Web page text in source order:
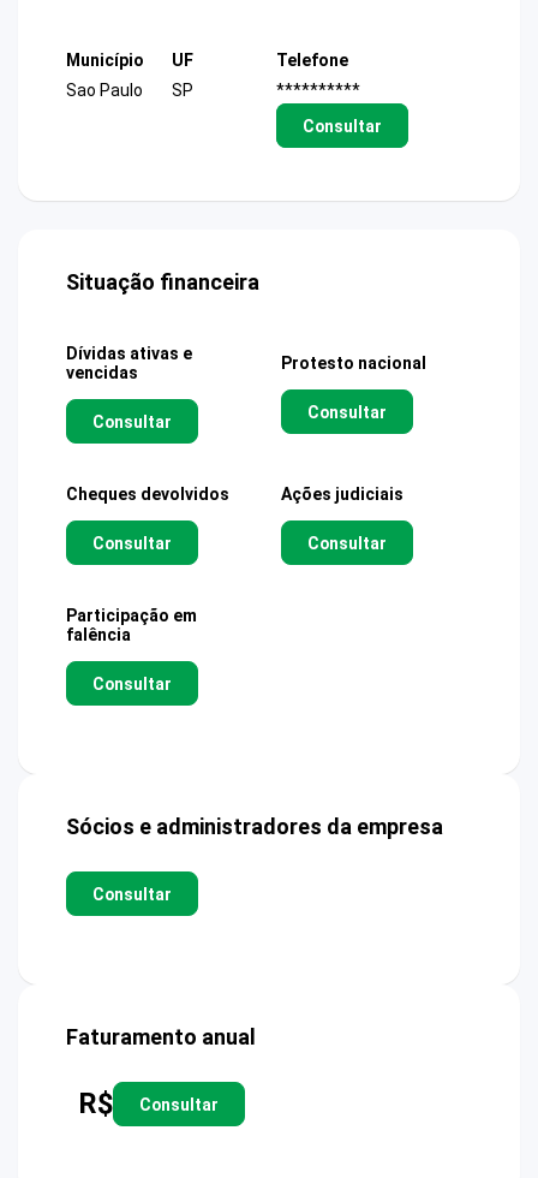
Município
Sao Paulo
UF
SP
Telefone
**********
Consultar
Situação financeira
Dívidas ativas e
vencidas
Consultar
Protesto nacional
Consultar
Cheques devolvidos
Consultar
Ações judiciais
Consultar
Participação em
falência
Consultar
Sócios e administradores da empresa
Consultar
Faturamento anual
R$ Consultar